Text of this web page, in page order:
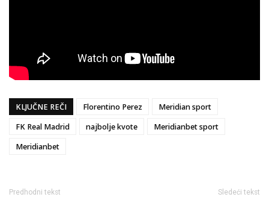
KLJUČNE REČI Florentino Perez
Meridian sport
FK Real Madrid
najbolje kvote
Meridianbet sport
Meridianbet
Predhodni tekst Sledeći tekst